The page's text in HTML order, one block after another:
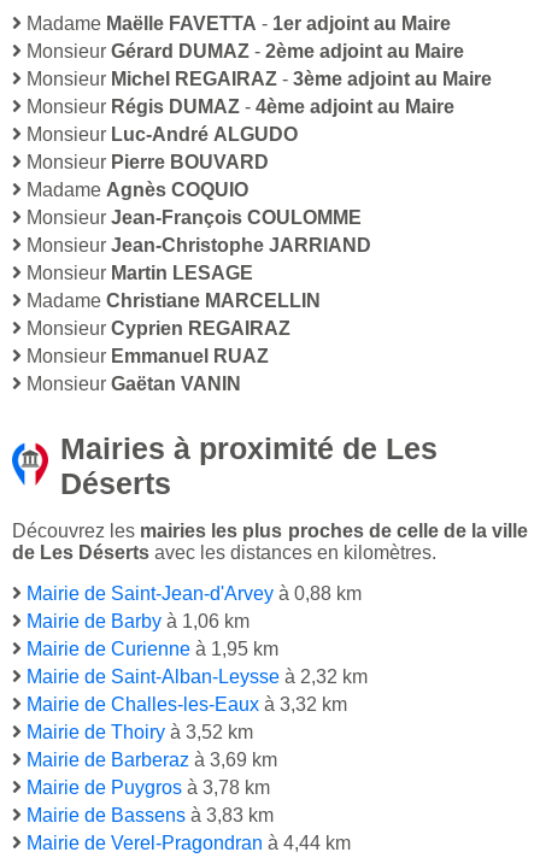
Madame Maëlle FAVETTA - 1er adjoint au Maire
Monsieur Gérard DUMAZ - 2ème adjoint au Maire
Monsieur Michel REGAIRAZ - 3ème adjoint au Maire
Monsieur Régis DUMAZ - 4ème adjoint au Maire
Monsieur Luc-André ALGUDO
Monsieur Pierre BOUVARD
Madame Agnès COQUIO
Monsieur Jean-François COULOMME
Monsieur Jean-Christophe JARRIAND
Monsieur Martin LESAGE
Madame Christiane MARCELLIN
Monsieur Cyprien REGAIRAZ
Monsieur Emmanuel RUAZ
Monsieur Gaëtan VANIN
Mairies à proximité de Les
Déserts
Découvrez les mairies les plus proches de celle de la ville
de Les Déserts avec les distances en kilomètres.
Mairie de Saint-Jean-d'Arvey à 0,88 km
Mairie de Barby à 1,06 km
Mairie de Curienne à 1,95 km
Mairie de Saint-Alban-Leysse à 2,32 km
Mairie de Challes-les-Eaux à 3,32 km
Mairie de Thoiry à 3,52 km
Mairie de Barberaz à 3,69 km
Mairie de Puygros à 3,78 km
Mairie de Bassens à 3,83 km
Mairie de Verel-Pragondran à 4,44 km